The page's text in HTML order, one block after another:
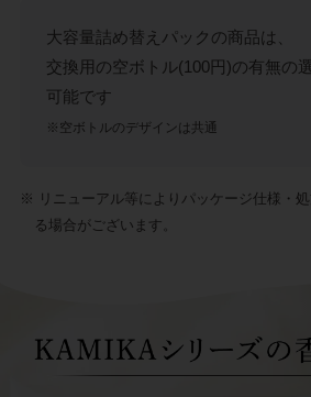
大容量詰め替えパックの商品は、
交換用の空ボトル(100円)の有無の
可能です
※空ボトルのデザインは共通
※ リニューアル等によりパッケージ仕様・
る場合がございます。